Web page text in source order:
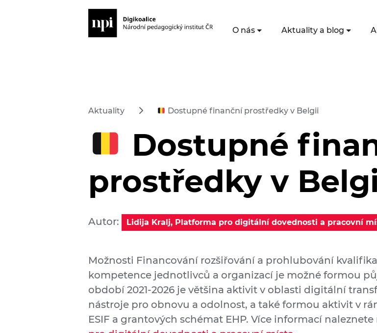
O nás Aktuality a blog
Aktuality Dostupné finanční prostředky v Belgii
Dostupné
prostředky v
Autor: Lidija Kralj, Platforma pro digitální dovednosti a pracovní
Možnosti Financování rozšiřování a prohlubování
kompetence jednotlivců a organizací je možné formou
období 2021-2026 je většina aktivit v oblasti digitální
nástroje pro obnovu a odolnost, a také formou aktivit v
ESIF a grantových schémat EHP. Více informací